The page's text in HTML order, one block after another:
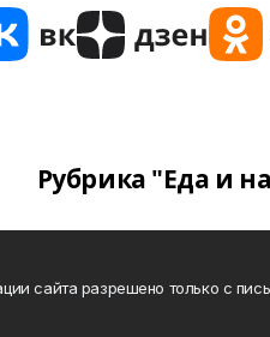
Рубрика "Еда и
сайта разрешено только с